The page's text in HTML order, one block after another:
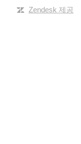
Zendesk 제공